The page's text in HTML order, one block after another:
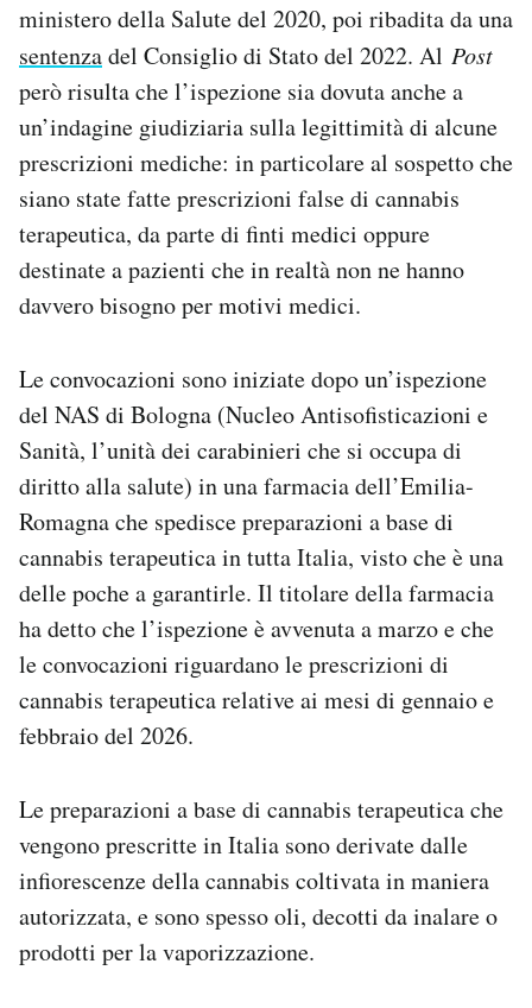
ministero della Salute del 2020, poi ribadita da una
sentenzadel Consiglio di Stato del 2022. Al Post
però risulta che l’ispezione sia dovuta anche a
un’indagine giudiziaria sulla legittimità di alcune
prescrizioni mediche: in particolare al sospetto che
siano state fatte prescrizioni false di cannabis
terapeutica, da parte di finti medici oppure
destinate a pazienti che in realtà non ne hanno
davvero bisogno per motivi medici.
Le convocazioni sono iniziate dopo un’ispezione
del NAS di Bologna (Nucleo Antisofisticazioni e
Sanità, l’unità dei carabinieri che si occupa di
diritto alla salute) in una farmacia dell’Emilia-
Romagna che spedisce preparazioni a base di
cannabis terapeutica in tutta Italia, visto che è una
delle poche a garantirle. Il titolare della farmacia
ha detto che l’ispezione è avvenuta a marzo e che
le convocazioni riguardano le prescrizioni di
cannabis terapeutica relative ai mesi di gennaio e
febbraio del 2026.
Le preparazioni a base di cannabis terapeutica che
vengono prescritte in Italia sono derivate dalle
infiorescenze della cannabis coltivata in maniera
autorizzata, e sono spesso oli, decotti da inalare o
prodotti per la vaporizzazione.